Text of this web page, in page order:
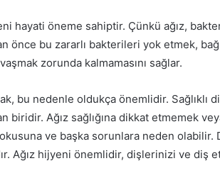
hayati öneme sahiptir. Çünkü ağız,
önce bu zararlı bakterileri yok etmek,
zorunda kalmamasını sağlar.
bu nedenle oldukça önemlidir.
biridir. Ağız sağlığına dikkat etmemek
ve başka sorunlara neden
Ağız hijyeni önemlidir, dişlerinizi ve diş